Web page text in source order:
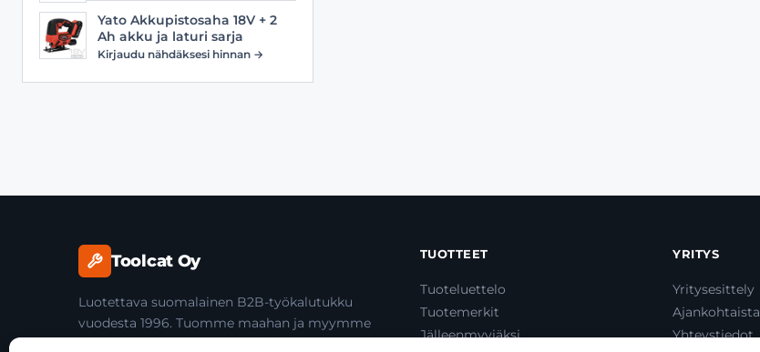
Yato Akkupistosaha 18V + 2
Ah akku ja laturi sarja
Kirjaudu nähdäksesi hinnan →
Toolcat Oy
Luotettava suomalainen B2B-työkalutukku
vuodesta 1996. Tuomme maahan ja myymme
TUOTTEET
Tuoteluettelo
Tuotemerkit
Jälleenmyyjäksi
YRITYS
Yritysesittely
Ajankohtaista
Yhteystiedot